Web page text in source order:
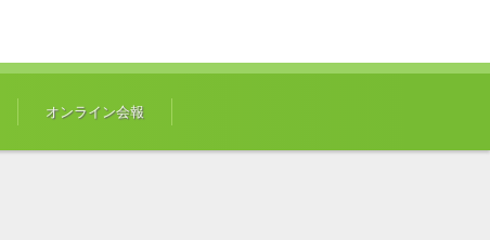
オンライン会報